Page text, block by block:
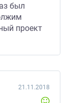
был
проект
21.11.2018